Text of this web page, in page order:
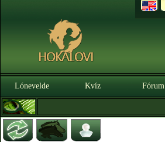
Lónevelde Kvíz Fórum